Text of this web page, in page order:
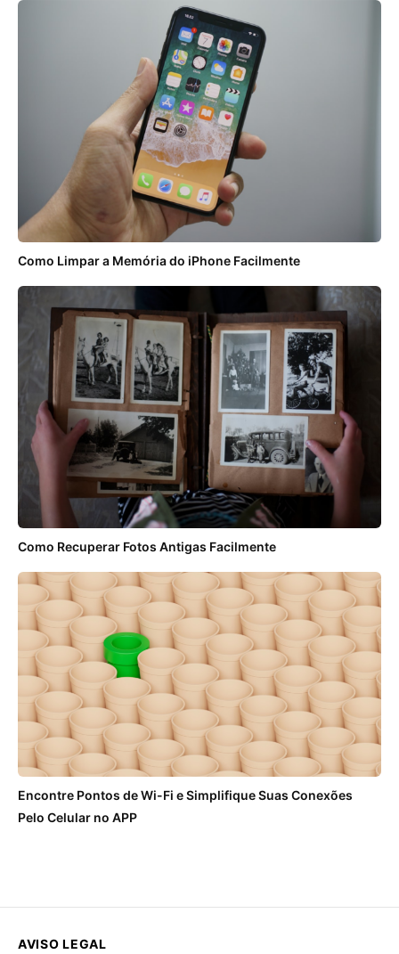
Como Limpar a Memória do iPhone Facilmente
Como Recuperar Fotos Antigas Facilmente
Encontre Pontos de Wi-Fi e Simplifique Suas Conexões
Pelo Celular no APP
AVISO LEGAL